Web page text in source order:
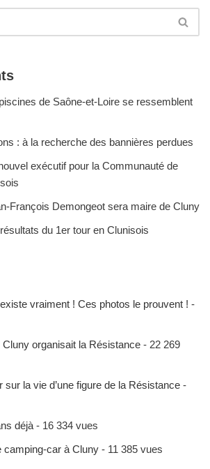
de Saône-et-Loire se ressemblent
: à la recherche des bannières perdues
exécutif pour la Communauté de
François Demongeot sera maire de Cluny
du 1er tour en Clunisois
vraiment ! Ces photos le prouvent ! -
organisait la Résistance - 22 269
sur la vie d’une figure de la Résistance -
déjà - 16 334 vues
camping-car à Cluny - 11 385 vues